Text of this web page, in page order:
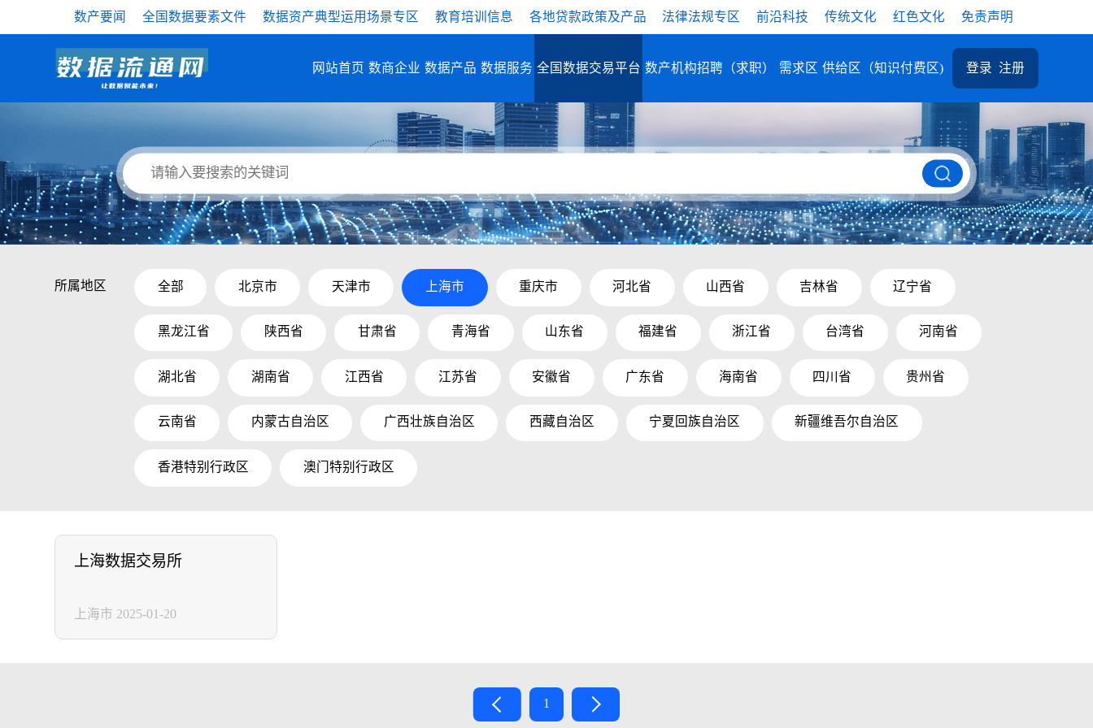
数产要闻 全国数据要素文件 数据资产典型运用场景专区 教育培训信息 各地贷款政策及产品 法律法规专区 前沿科技 传统文化 红色文化 免责声明
网站首页 数商企业 数据产品 数据服务 全国数据交易平台 数产机构招聘（求职） 需求区 供给区（知识付费区) 登录 注册
所属地区 全部 北京市 天津市 上海市 重庆市 河北省 山西省 吉林省 辽宁省
黑龙江省 陕西省 甘肃省 青海省 山东省 福建省 浙江省 台湾省 河南省
湖北省 湖南省 江西省 江苏省 安徽省 广东省 海南省 四川省 贵州省
云南省 内蒙古自治区 广西壮族自治区 西藏自治区 宁夏回族自治区 新疆维吾尔自治区
香港特别行政区 澳门特别行政区
上海数据交易所
上海市 2025-01-20
1